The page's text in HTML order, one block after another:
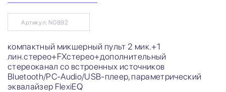
Артикул: N0892
компактный микшерный пульт 2 мик.+1
лин.стерео+FXстерео+дополнительный
стереоканал со встроенных источников
Bluetooth/PC-Audio/USB-плеер, параметрический
эквалайзер FlexiEQ